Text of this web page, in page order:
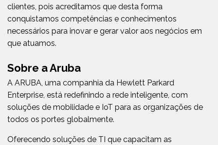
clientes, pois acreditamos que desta forma
conquistamos competências e conhecimentos
necessários para inovar e gerar valor aos negócios em
que atuamos.
Sobre a Aruba
A ARUBA, uma companhia da Hewlett Parkard
Enterprise, está redefinindo a rede inteligente, com
soluções de mobilidade e IoT para as organizações de
todos os portes globalmente.
Oferecendo soluções de TI que capacitam as